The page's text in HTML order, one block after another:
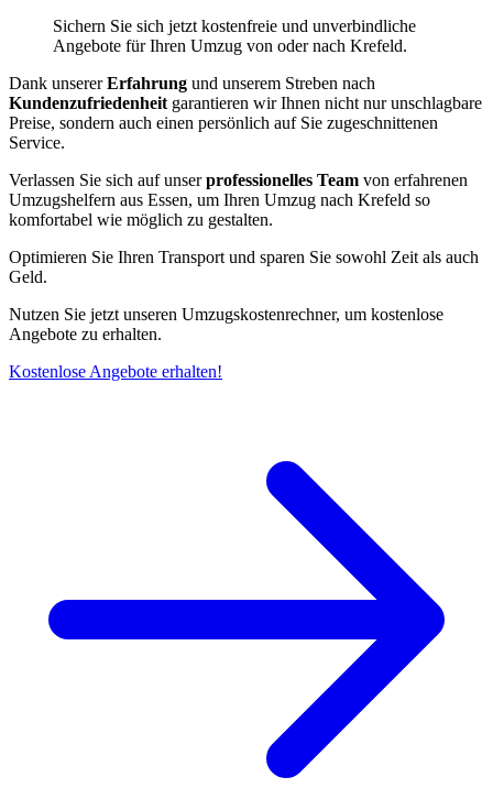
Sichern Sie sich jetzt kostenfreie und unverbindliche
Angebote für Ihren Umzug von oder nach Krefeld.
Dank unsererErfahrung und unserem Streben nach
Kundenzufriedenheit garantieren wir Ihnen nicht nur unschlagbare
Preise, sondern auch einen persönlich auf Sie zugeschnittenen
Service.
Verlassen Sie sich auf unserprofessionelles Team von erfahrenen
Umzugshelfern aus Essen, um Ihren Umzug nach Krefeld so
komfortabel wie möglich zu gestalten.
Optimieren Sie Ihren Transport und sparen Sie sowohl Zeit als auch
Geld.
Nutzen Sie jetzt unseren Umzugskostenrechner, um kostenlose
Angebote zu erhalten.
Kostenlose Angebote erhalten!